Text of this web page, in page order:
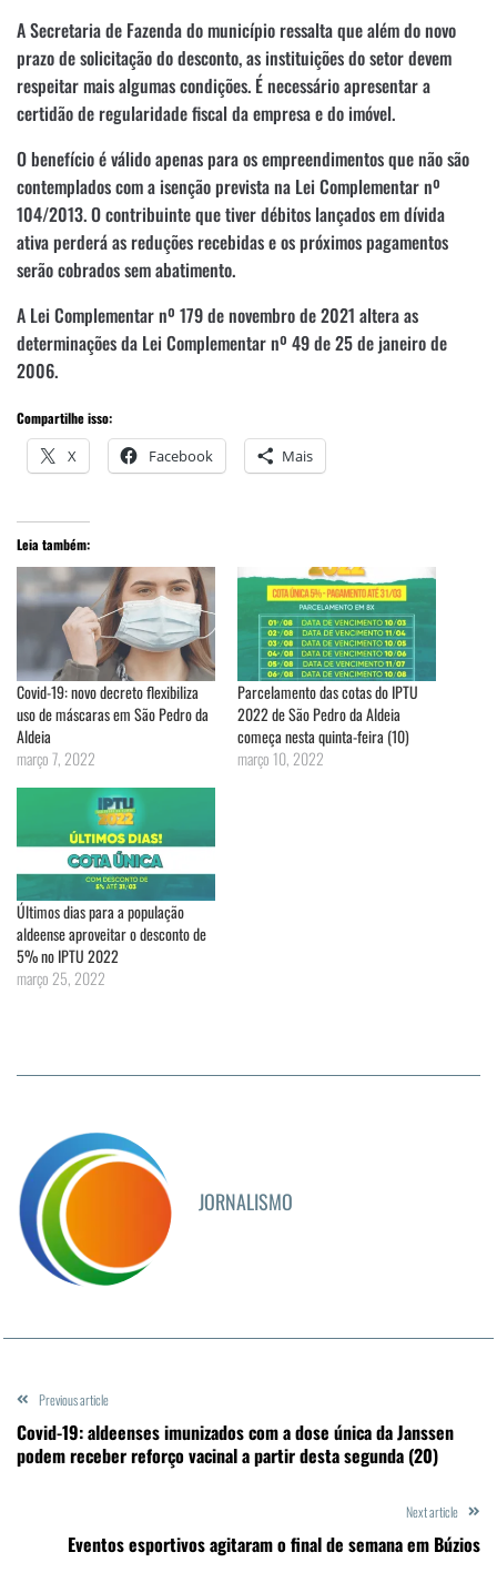
A Secretaria de Fazenda do município ressalta que além do novo
prazo de solicitação do desconto, as instituições do setor devem
respeitar mais algumas condições. É necessário apresentar a
certidão de regularidade fiscal da empresa e do imóvel.
O benefício é válido apenas para os empreendimentos que não são
contemplados com a isenção prevista na Lei Complementar nº
104/2013. O contribuinte que tiver débitos lançados em dívida
ativa perderá as reduções recebidas e os próximos pagamentos
serão cobrados sem abatimento.
A Lei Complementar nº 179 de novembro de 2021 altera as
determinações da Lei Complementar nº 49 de 25 de janeiro de
2006.
Compartilhe isso:
X Facebook Mais
Leia também:
Covid-19: novo decreto flexibiliza
uso de máscaras em São Pedro da
Aldeia
março 7, 2022
Parcelamento das cotas do IPTU
2022 de São Pedro da Aldeia
começa nesta quinta-feira (10)
março 10, 2022
Últimos dias para a população
aldeense aproveitar o desconto de
5% no IPTU 2022
março 25, 2022
JORNALISMO
Previous article
Covid-19: aldeenses imunizados com a dose única da Janssen
podem receber reforço vacinal a partir desta segunda (20)
Next article
Eventos esportivos agitaram o final de semana em Búzios